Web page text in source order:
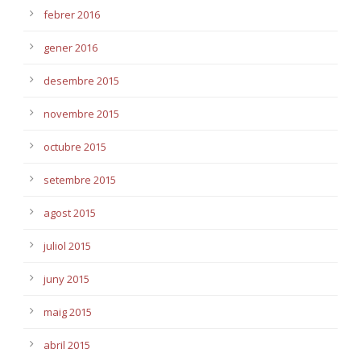
febrer 2016
gener 2016
desembre 2015
novembre 2015
octubre 2015
setembre 2015
agost 2015
juliol 2015
juny 2015
maig 2015
abril 2015